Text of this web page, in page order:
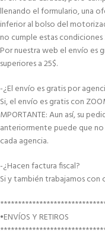
llenando el formulario, una
inferior al bolso del
no cumple estas condiciones
Por nuestra web el envío es
superiores a 25$.
-¿El envío es gratis por
Si, el envío es gratis con
MPORTANTE: Aun así, su
anteriormente puede que
cada agencia.
-¿Hacen factura fiscal?
Si y también trabajamos
•ENVÍOS Y RETIROS